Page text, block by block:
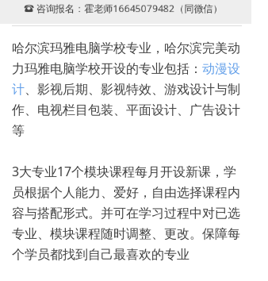
哈尔滨玛雅电脑学校专业，哈尔滨完美动
力玛雅电脑学校开设的专业包括： 动漫设
计、影视后期、影视特效、游戏设计与制
作、电视栏目包装、平面设计、广告设计
等
3大专业17个模块课程每月开设新课，学
员根据个人能力、爱好，自由选择课程内
容与搭配形式。并可在学习过程中对已选
专业、模块课程随时调整、更改。保障每
个学员都找到自己最喜欢的专业
뀰 咨询报名：霍老师16645079482（同微信）